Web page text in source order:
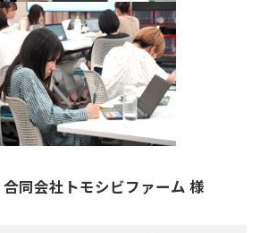
同会社トモシビファーム 様